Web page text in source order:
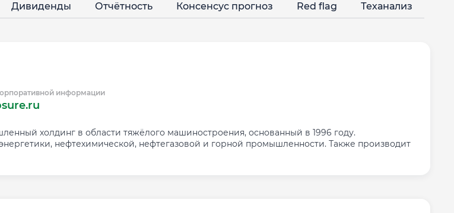
Дивиденды Отчётность Консенсус прогноз Red flag Теханализ
информации
холдинг в области тяжёлого машиностроения, основанный в 1996 году.
нефтехимической, нефтегазовой и горной промышленности. Также производит